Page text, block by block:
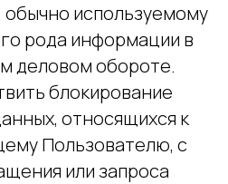
обычно используемому
рода информации в
деловом обороте.
блокирование
относящихся к
Пользователю, с
или запроса